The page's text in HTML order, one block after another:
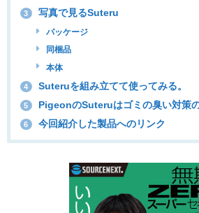
3 写真で見るSuteru
パッケージ
同梱品
本体
4 Suteruを組み立てて使ってみる。
5 PigeonのSuteruはゴミの臭い対策
6 今回紹介した製品へのリンク